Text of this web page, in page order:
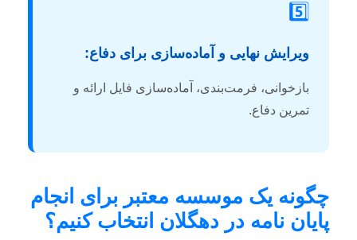
5️⃣
ویرایش نهایی و آماده‌سازی برای دفاع:
بازخوانی، فرمت‌بندی، آماده‌سازی فایل ارائه و
تمرین دفاع.
چگونه یک موسسه معتبر برای انجام
پایان نامه در دهگلان انتخاب کنیم؟